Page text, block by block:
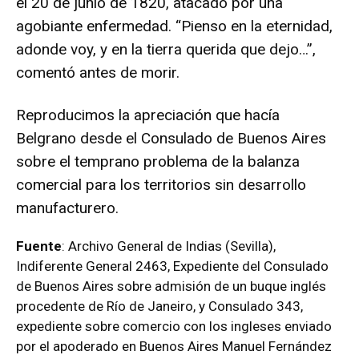
agobiante enfermedad. “Pienso en la eternidad,
adonde voy, y en la tierra querida que dejo…”,
comentó antes de morir.
Reproducimos la apreciación que hacía
Belgrano desde el Consulado de Buenos Aires
sobre el temprano problema de la balanza
comercial para los territorios sin desarrollo
manufacturero.
Fuente: Archivo General de Indias (Sevilla),
Indiferente General 2463, Expediente del Consulado
de Buenos Aires sobre admisión de un buque inglés
procedente de Río de Janeiro, y Consulado 343,
expediente sobre comercio con los ingleses enviado
por el apoderado en Buenos Aires Manuel Fernández